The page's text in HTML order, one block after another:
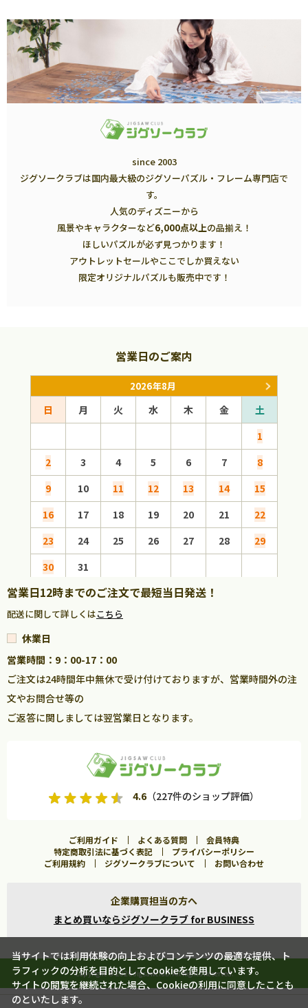
since 2003
ジグソークラブは国内最大級のジグソーパズル・フレーム専門店で
す。
人気のディズニーから
風景やキャラクターなど6,000点以上の品揃え！
ほしいパズルが必ず見つかります！
アウトレットセールやここでしか買えない
限定オリジナルパズルも販売中です！
営業日のご案内
2026年8月
日 月 火 水 木 金
土
1
2
3 4 5 6 7
8
9
10 11 12 13 14
15
16
17 18 19 20 21
22
23
24 25 26 27 28
29
30
31
営業日12時までのご注文で最短当日発送！
配送に関して詳しくはこちら
休業日
営業時間：9：00-17：00
ご注文は24時間年中無休で受け付けておりますが、営業時間外の注
文やお問合せ等の
ご返答に関しましては翌営業日となります。
4.6（227件のショップ評価）
ご利用ガイド よくある質問
会員特典
特定商取引法に基づく表記
プライバシーポリシー
ご利用規約
ジグソークラブについて お問い合わせ
企業購買担当の方へ
まとめ買いならジグソークラブ for BUSINESS
Copyright ©2026 Jigsawclub. All Rights Reserved.
当サイトでは利用体験の向上およびコンテンツの最適な提供、ト
ラフィックの分析を目的としてCookieを使用しています。
サイトの閲覧を継続された場合、Cookieの利用に同意したことも
のといたします。